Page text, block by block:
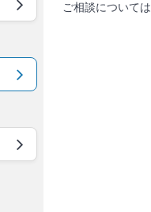
ご相談については